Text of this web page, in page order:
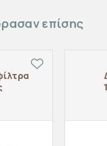
επίσης